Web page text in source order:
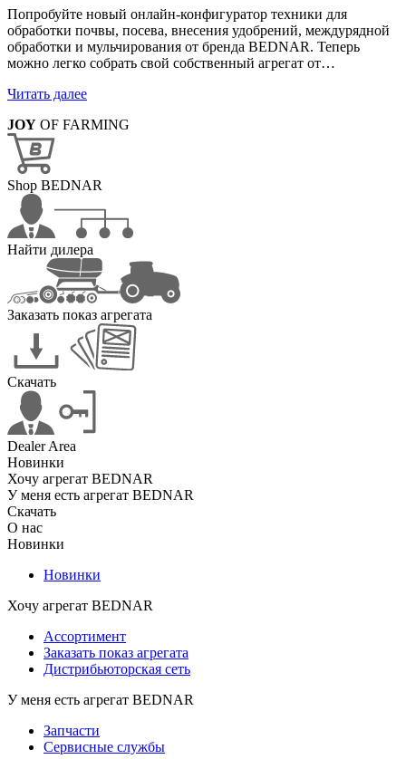
Попробуйте новый онлайн-конфигуратор техники для
обработки почвы, посева, внесения удобрений, междурядной
обработки и мульчирования от бренда BEDNAR. Теперь
можно легко собрать свой собственный агрегат от…
Читать далее
JOY OF FARMING
Shop BEDNAR
Найти дилера
Заказать показ агрегата
Скачать
Dealer Area
Новинки
Хочу агрегат BEDNAR
У меня есть агрегат BEDNAR
Скачать
О нас
Новинки
Новинки
Хочу агрегат BEDNAR
Ассортимент
Заказать показ агрегата
Дистрибьюторская сеть
У меня есть агрегат BEDNAR
Запчасти
Сервисные службы